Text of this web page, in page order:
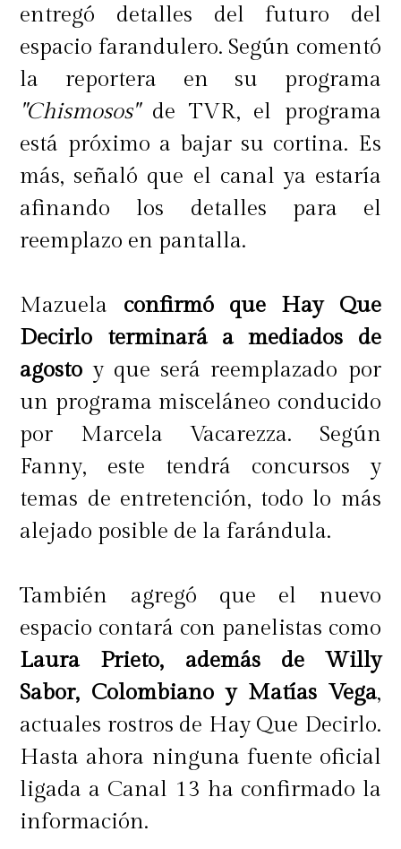
entregó detalles del futuro del
espacio farandulero. Según comentó
la reportera en su programa
"Chismosos"de TVR, el programa
está próximo a bajar su cortina. Es
más, señaló que el canal ya estaría
afinando los detalles para el
reemplazo en pantalla.
Mazuela confirmó que Hay Que
Decirlo terminará a mediados de
agosto y que será reemplazado por
un programa misceláneo conducido
por Marcela Vacarezza. Según
Fanny, este tendrá concursos y
temas de entretención, todo lo más
alejado posible de la farándula.
También agregó que el nuevo
espacio contará con panelistas como
Laura Prieto, además de Willy
Sabor, Colombiano y Matías Vega,
actuales rostros de Hay Que Decirlo.
Hasta ahora ninguna fuente oficial
ligada a Canal 13 ha confirmado la
información.